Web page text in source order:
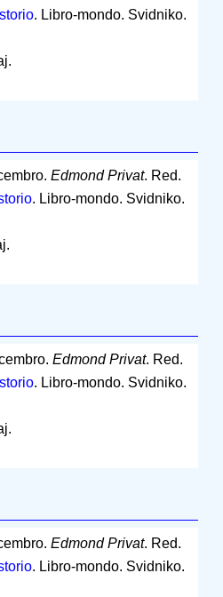
. Libro-mondo. Svidniko.
Edmond Privat. Red.
. Libro-mondo. Svidniko.
Edmond Privat. Red.
. Libro-mondo. Svidniko.
Edmond Privat. Red.
. Libro-mondo. Svidniko.